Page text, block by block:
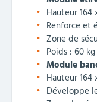
Hauteur 164
Renforce et
Zone de
Poids : 60 kg
Module
Hauteur 164
Développe